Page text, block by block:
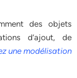
des objets
d’ajout, de
une modélisation